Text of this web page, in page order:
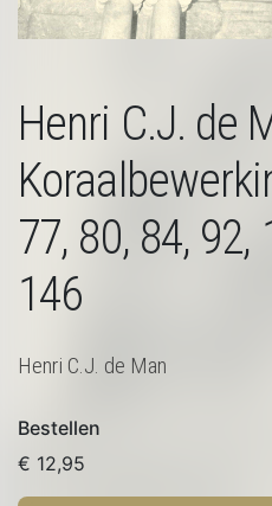
Henri C.J. de
77, 80, 84, 92,
146
Henri C.J. de Man
Bestellen
€ 12,95